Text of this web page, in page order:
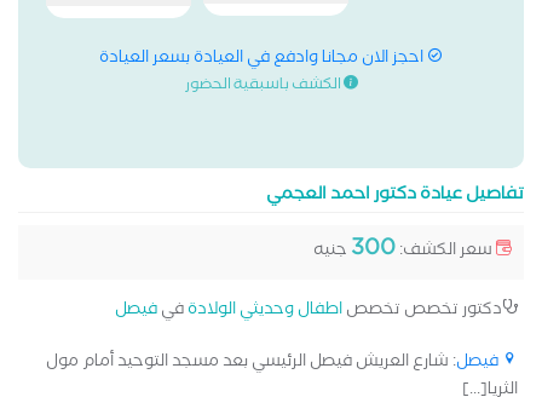
احجز الان مجانا وادفع في العيادة بسعر العيادة
الكشف باسبقية الحضور
تفاصيل عيادة دكتور احمد العجمي
سعر الكشف:300 جنيه
دكتور تخصص تخصصاطفال وحديثي الولادةفيفيصل
فيصل: شارع العريش فيصل الرئيسي بعد مسجد التوحيد أمام مول
الثريا[...]